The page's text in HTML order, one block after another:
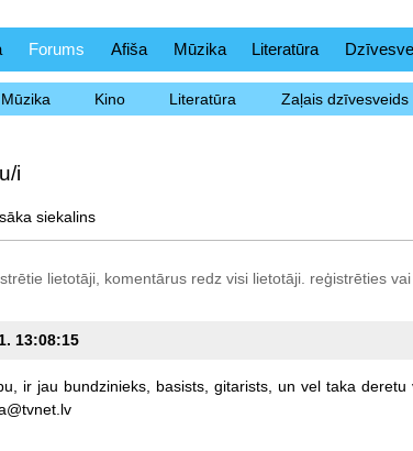
Forums Afiša Mūzika Literatūra
Mūzika Kino Literatūra Zaļais dzīvesveids
i
siekalins
lietotāji, komentārus redz visi lietotāji. reģistrētiesvai
13:08:15
ir jau bundzinieks, basists, gitarists, un vel taka deretu